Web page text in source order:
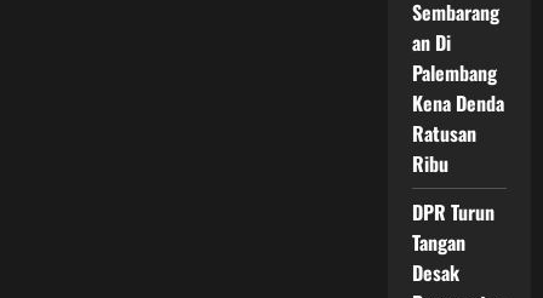
Sembarang
an Di
Palembang
Kena Denda
Ratusan
Ribu
DPR Turun
Tangan
Desak